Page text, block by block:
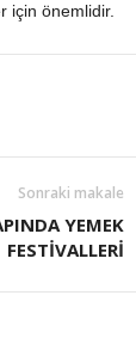
için önemlidir.
Sonraki makale
YEMEK
FESTİVALLERİ